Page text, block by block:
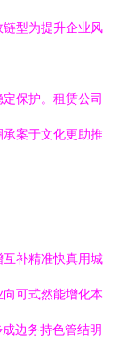
型为提升企业风
保护。租赁公司
案于文化更助推
补精准快真用城
可式然能增化本
边务持色管结明